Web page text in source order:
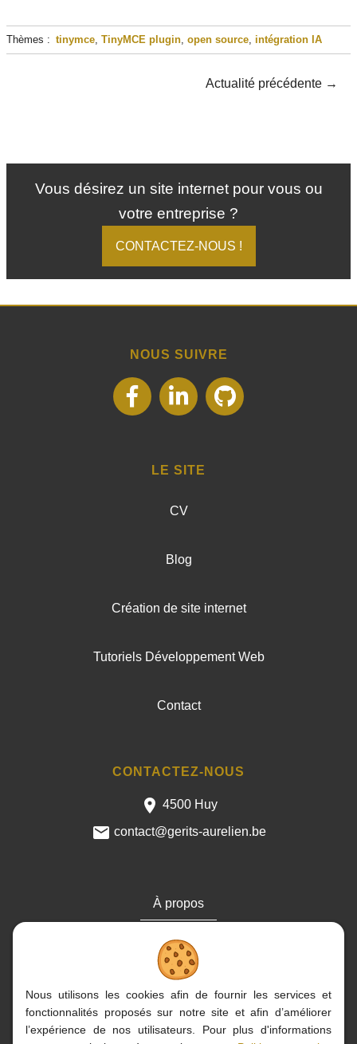
Nous utilisons les cookies afin de fournir les services et
fonctionnalités proposés sur notre site et afin d’améliorer
l’expérience de nos utilisateurs. Pour plus d'informations
Thèmes : tinymce, TinyMCE plugin, open source, intégration IA
Actualité précédente →
Vous désirez un site internet pour vous ou
votre entreprise ?
CONTACTEZ-NOUS !
NOUS SUIVRE
suivez-
Facebook
suivez-
LinkedIn
suivez-
LE SITE
CV
Blog
Création de site internet
Tutoriels Développement Web
Contact
CONTACTEZ-NOUS
4500 Huy
contact@gerits-aurelien.be
À propos
Cookies
Contact